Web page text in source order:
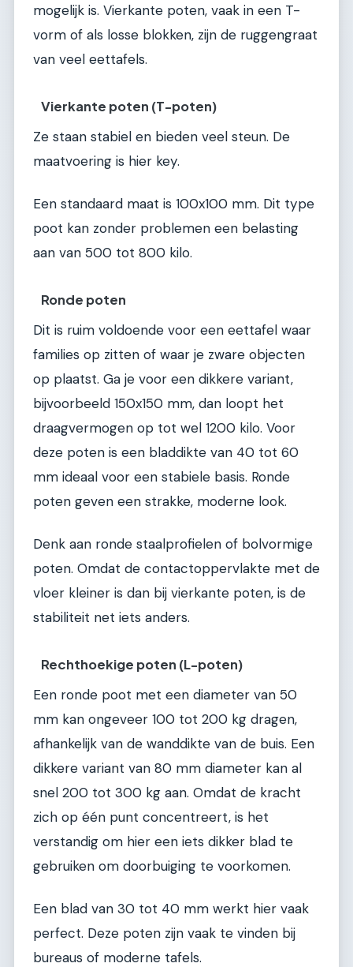
mogelijk is. Vierkante poten, vaak in een T-
vorm of als losse blokken, zijn de ruggengraat
van veel eettafels.
Vierkante poten (T-poten)
Ze staan stabiel en bieden veel steun. De
maatvoering is hier key.
Een standaard maat is 100x100 mm. Dit type
poot kan zonder problemen een belasting
aan van 500 tot 800 kilo.
Ronde poten
Dit is ruim voldoende voor een eettafel waar
families op zitten of waar je zware objecten
op plaatst. Ga je voor een dikkere variant,
bijvoorbeeld 150x150 mm, dan loopt het
draagvermogen op tot wel 1200 kilo. Voor
deze poten is een bladdikte van 40 tot 60
mm ideaal voor een stabiele basis. Ronde
poten geven een strakke, moderne look.
Denk aan ronde staalprofielen of bolvormige
poten. Omdat de contactoppervlakte met de
vloer kleiner is dan bij vierkante poten, is de
stabiliteit net iets anders.
Rechthoekige poten (L-poten)
Een ronde poot met een diameter van 50
mm kan ongeveer 100 tot 200 kg dragen,
afhankelijk van de wanddikte van de buis. Een
dikkere variant van 80 mm diameter kan al
snel 200 tot 300 kg aan. Omdat de kracht
zich op één punt concentreert, is het
verstandig om hier een iets dikker blad te
gebruiken om doorbuiging te voorkomen.
Een blad van 30 tot 40 mm werkt hier vaak
perfect. Deze poten zijn vaak te vinden bij
bureaus of moderne tafels.